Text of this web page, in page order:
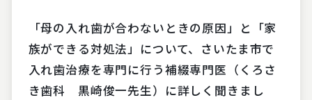
「母の入れ歯が合わないときの原因」と「家
族ができる対処法」について、さいたま市で
入れ歯治療を専門に行う補綴専門医（くろさ
き歯科 黒崎俊一先生）に詳しく聞きまし